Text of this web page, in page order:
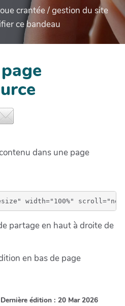
crantée / gestion du site
ce bandeau
dans une page
partage en haut à droite de
en bas de page
Dernière édition : 20 Mar 2026